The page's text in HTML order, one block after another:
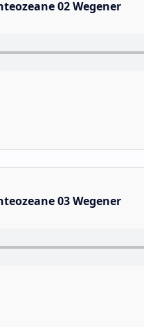
02 Wegener
03 Wegener